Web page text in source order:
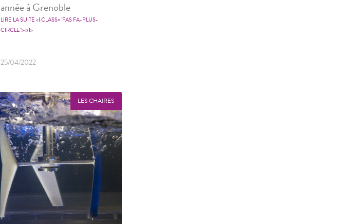
année à Grenoble
LIRE LA SUITE <I CLASS="FAS FA-PLUS-
CIRCLE"></I>
25/04/2022
LES CHAIRES